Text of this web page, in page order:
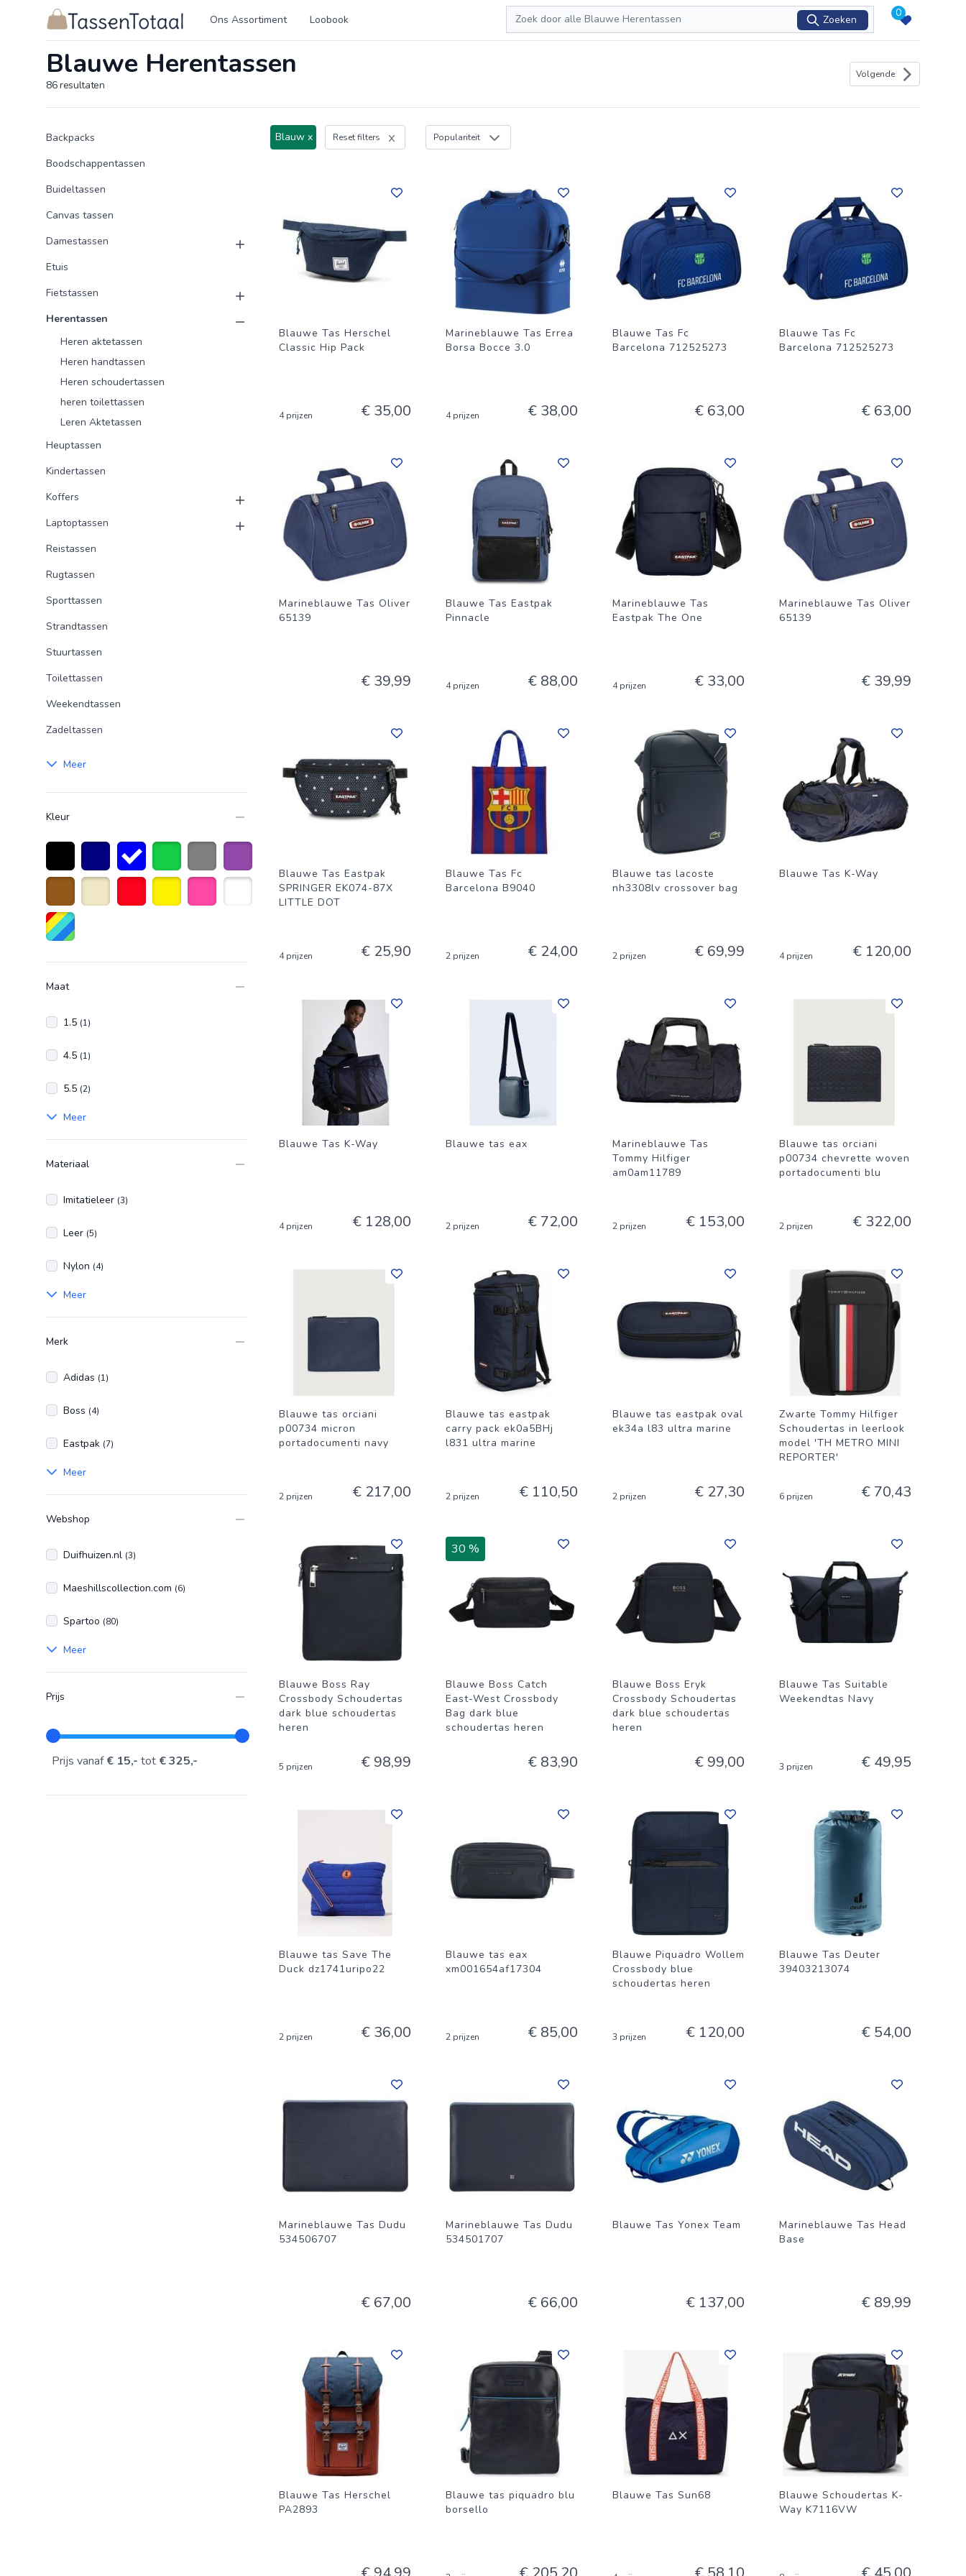
Logo Tassentotaal.nl Ons Assortiment Loobook
Zoeken
Zoeken
0
Blauwe Herentassen
86resultaten
Volgende
Producten
Product categorieën
Backpacks
Boodschappentassen
Buideltassen
Canvas tassen
Damestassen
Etuis
Fietstassen
Herentassen
Heren aktetassen
Heren handtassen
Heren schoudertassen
heren toilettassen
Leren Aktetassen
Heuptassen
Kindertassen
Koffers
Laptoptassen
Reistassen
Rugtassen
Sporttassen
Strandtassen
Stuurtassen
Toilettassen
Weekendtassen
Zadeltassen
Meer
Kleur
Zwart Marineblauw
Blauw Groen Grijs Paars
Bruin
Maat
1.5 (1)
4.5 (1)
5.5 (2)
Meer
Materiaal
Imitatieleer (3)
Leer (5)
Nylon (4)
Meer
Merk
Adidas (1)
Boss (4)
Eastpak (7)
Meer
Webshop
Duifhuizen.nl (3)
Maeshillscollection.com (6)
Spartoo (80)
Meer
Prijs
Prijs vanaf€ 15,- tot € 325,-
Blauw x Reset filters Populariteit
Blauwe Tas Herschel
Classic Hip Pack
4 prijzen € 35,00
Marineblauwe Tas Errea
Borsa Bocce 3.0
4 prijzen € 38,00
Blauwe Tas Fc
Barcelona 712525273
€ 63,00
Blauwe Tas Fc
Barcelona 712525273
€ 63,00
Marineblauwe Tas Oliver
65139
€ 39,99
Blauwe Tas Eastpak
Pinnacle
4 prijzen € 88,00
Marineblauwe Tas
Eastpak The One
4 prijzen € 33,00
Marineblauwe Tas Oliver
65139
€ 39,99
Blauwe Tas Eastpak
SPRINGER EK074-87X
LITTLE DOT
4 prijzen € 25,90
Blauwe Tas Fc
Barcelona B9040
2 prijzen € 24,00
Blauwe tas lacoste
nh3308lv crossover bag
2 prijzen € 69,99
Blauwe Tas K-Way
4 prijzen € 120,00
Blauwe Tas K-Way
4 prijzen € 128,00
Blauwe tas eax
2 prijzen € 72,00
Marineblauwe Tas
Tommy Hilfiger
am0am11789
2 prijzen € 153,00
Blauwe tas orciani
p00734 chevrette woven
portadocumenti blu
2 prijzen € 322,00
Blauwe tas orciani
p00734 micron
portadocumenti navy
2 prijzen € 217,00
Blauwe tas eastpak
carry pack ek0a5BHj
l831 ultra marine
2 prijzen € 110,50
Blauwe tas eastpak oval
ek34a l83 ultra marine
2 prijzen € 27,30
Zwarte Tommy Hilfiger
Schoudertas in leerlook
model 'TH METRO MINI
REPORTER'
6 prijzen € 70,43
Blauwe Boss Ray
Crossbody Schoudertas
dark blue schoudertas
heren
5 prijzen € 98,99
30 %
Blauwe Boss Catch
East-West Crossbody
Bag dark blue
schoudertas heren
€ 83,90
Blauwe Boss Eryk
Crossbody Schoudertas
dark blue schoudertas
heren
€ 99,00
Blauwe Tas Suitable
Weekendtas Navy
3 prijzen € 49,95
Blauwe tas Save The
Duck dz1741uripo22
2 prijzen € 36,00
Blauwe tas eax
xm001654af17304
2 prijzen € 85,00
Blauwe Piquadro Wollem
Crossbody blue
schoudertas heren
3 prijzen € 120,00
Blauwe Tas Deuter
39403213074
€ 54,00
Marineblauwe Tas Dudu
534506707
€ 67,00
Marineblauwe Tas Dudu
534501707
€ 66,00
Blauwe Tas Yonex Team
€ 137,00
Marineblauwe Tas Head
Base
€ 89,99
Blauwe Tas Herschel
PA2893
Blauwe tas piquadro blu
borsello
Blauwe Tas Sun68
Blauwe Schoudertas K-
Way K7116VW